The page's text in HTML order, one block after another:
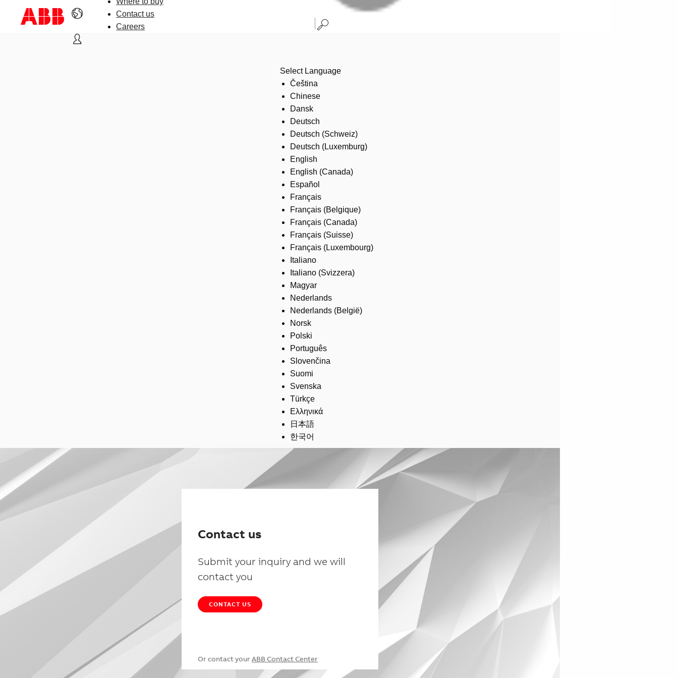
Contact us
Careers
Select Language
Čeština
Chinese
Dansk
Deutsch
Deutsch (Schweiz)
Deutsch (Luxemburg)
English
English (Canada)
Español
Français
Français (Belgique)
Français (Canada)
Français (Suisse)
Français (Luxembourg)
Italiano
Italiano (Svizzera)
Magyar
Nederlands
Nederlands (België)
Norsk
Polski
Português
Slovenčina
Suomi
Svenska
Türkçe
Ελληνικά
日本語
한국어
Contact us
Submit your inquiry and we will
contact you
CONTACT US
Or contact your ABB Contact Center